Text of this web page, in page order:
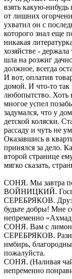
взять какую-
от лишних
ухватил он с
которого знал еще
никакая
хозяйстве -
шла на розжиг
должное, всегда
И вот, оплатив
домой. И что-то
любопытство. Хоть
многое успел
задумался, что у
детской коляски.
рассаду и чуть не
Оказавшись в
принялся за дело.
второй странице
мягко сказать,
СОНЯ. Мы завтра
ВОЙНИЦКИЙ.
СЕРЕБРЯКОВ.
будьте добры! Мне
непременно
СОНЯ. Вам с
СЕРЕБРЯКОВ.
имбирь,
пожалуйста.
СОНЯ. (Наливая
непременно